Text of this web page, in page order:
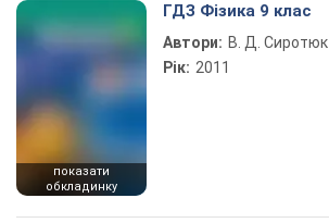
показати
обкладинку
ГДЗ Фізика 9 клас
Автори: В. Д. Сиротюк
Рік: 2011